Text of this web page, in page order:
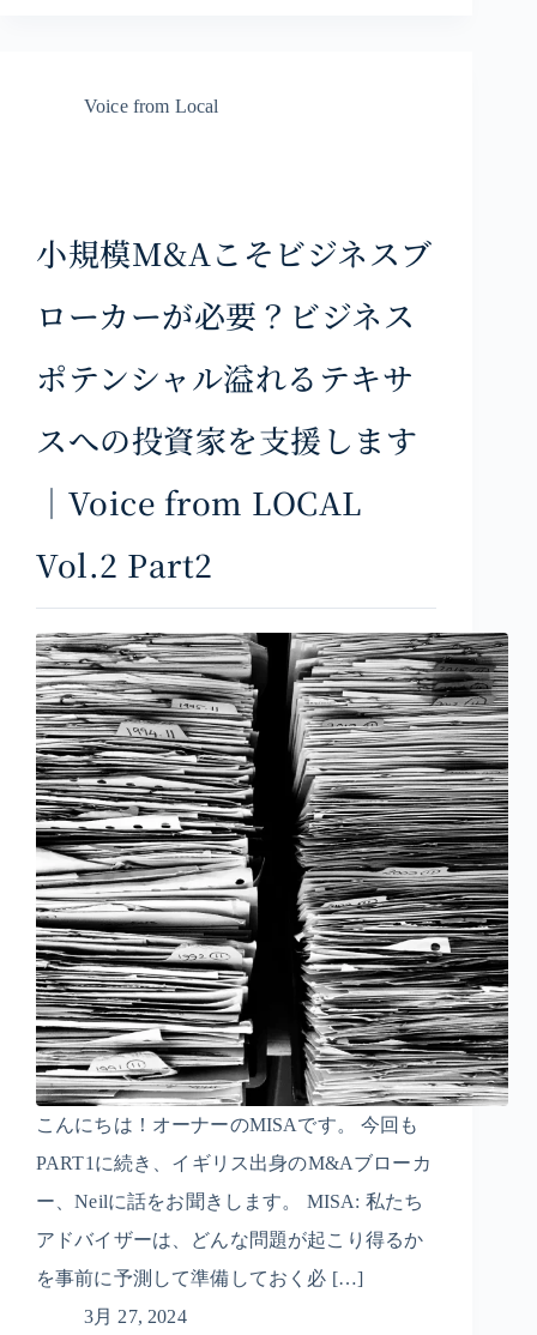
Voice from Local
小規模M&Aこそビジネスブ
ローカーが必要？ビジネス
ポテンシャル溢れるテキサ
スへの投資家を支援します
｜Voice from LOCAL
Vol.2 Part2
こんにちは！オーナーのMISAです。 今回も
PART1に続き、イギリス出身のM&Aブローカ
ー、Neilに話をお聞きします。 MISA: 私たち
アドバイザーは、どんな問題が起こり得るか
を事前に予測して準備しておく必 […]
3月 27, 2024